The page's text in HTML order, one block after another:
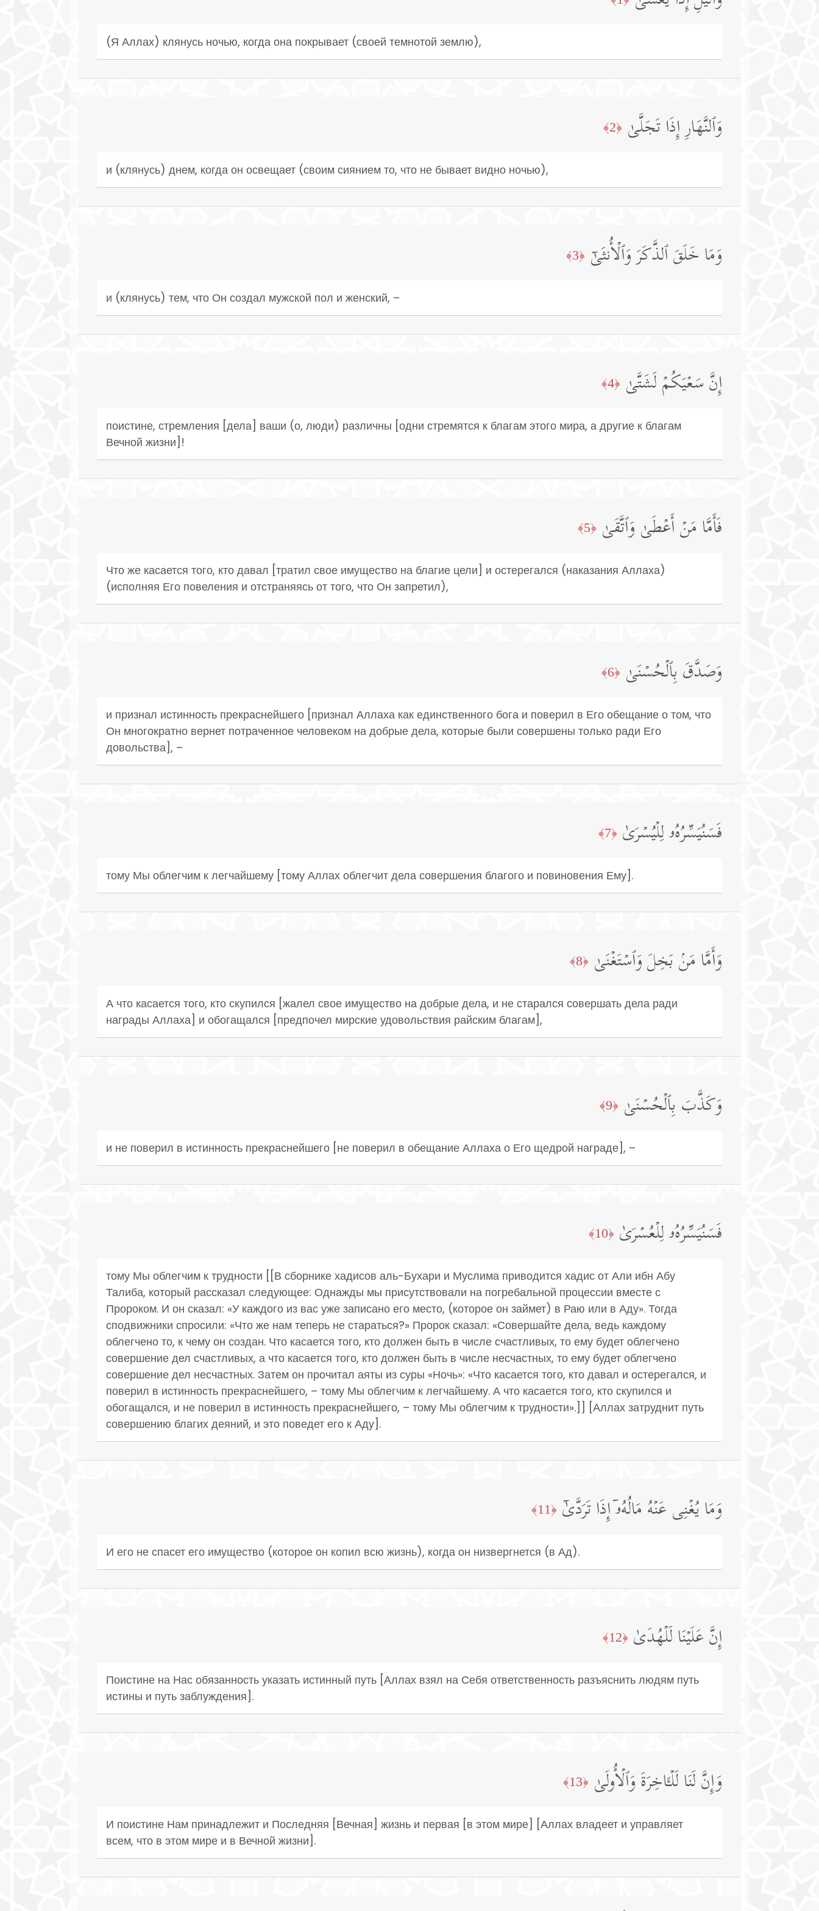
(Я Аллах) клянусь ночью, когда она покрывает (своей темнотой землю),
وَٱلنَّهَارِ إِذَا تَجَلَّىٰ ﴿2﴾
и (клянусь) днем, когда он освещает (своим сиянием то, что не бывает видно ночью),
وَمَا خَلَقَ ٱلذَّكَرَ وَٱلۡأُنثَىٰۤ ﴿3﴾
и (клянусь) тем, что Он создал мужской пол и женский, –
إِنَّ سَعۡیَكُمۡ لَشَتَّىٰ ﴿4﴾
поистине, стремления [дела] ваши (о, люди) различны [одни стремятся к благам этого мира, а другие к благам
Вечной жизни]!
فَأَمَّا مَنۡ أَعۡطَىٰ وَٱتَّقَىٰ ﴿5﴾
Что же касается того, кто давал [тратил свое имущество на благие цели] и остерегался (наказания Аллаха)
(исполняя Его повеления и отстраняясь от того, что Он запретил),
وَصَدَّقَ بِٱلۡحُسۡنَىٰ ﴿6﴾
и признал истинность прекраснейшего [признал Аллаха как единственного бога и поверил в Его обещание о том, что
Он многократно вернет потраченное человеком на добрые дела, которые были совершены только ради Его
довольства], –
فَسَنُیَسِّرُهُۥ لِلۡیُسۡرَىٰ ﴿7﴾
тому Мы облегчим к легчайшему [тому Аллах облегчит дела совершения благого и повиновения Ему].
وَأَمَّا مَنۢ بَخِلَ وَٱسۡتَغۡنَىٰ ﴿8﴾
А что касается того, кто скупился [жалел свое имущество на добрые дела, и не старался совершать дела ради
награды Аллаха] и обогащался [предпочел мирские удовольствия райским благам],
وَكَذَّبَ بِٱلۡحُسۡنَىٰ ﴿9﴾
и не поверил в истинность прекраснейшего [не поверил в обещание Аллаха о Его щедрой награде], –
فَسَنُیَسِّرُهُۥ لِلۡعُسۡرَىٰ ﴿10﴾
тому Мы облегчим к трудности [[В сборнике хадисов аль-Бухари и Муслима приводится хадис от Али ибн Абу
Талиба, который рассказал следующее: Однажды мы присутствовали на погребальной процессии вместе с
Пророком. И он сказал: «У каждого из вас уже записано его место, (которое он займет) в Раю или в Аду». Тогда
сподвижники спросили: «Что же нам теперь не стараться?» Пророк сказал: «Совершайте дела, ведь каждому
облегчено то, к чему он создан. Что касается того, кто должен быть в числе счастливых, то ему будет облегчено
совершение дел счастливых, а что касается того, кто должен быть в числе несчастных, то ему будет облегчено
совершение дел несчастных. Затем он прочитал аяты из суры «Ночь»: «Что касается того, кто давал и остерегался, и
поверил в истинность прекраснейшего, – тому Мы облегчим к легчайшему. А что касается того, кто скупился и
обогащался, и не поверил в истинность прекраснейшего, – тому Мы облегчим к трудности».]] [Аллах затруднит путь
совершению благих деяний, и это поведет его к Аду].
وَمَا یُغۡنِی عَنۡهُ مَالُهُۥۤ إِذَا تَرَدَّىٰۤ ﴿11﴾
И его не спасет его имущество (которое он копил всю жизнь), когда он низвергнется (в Ад).
إِنَّ عَلَیۡنَا لَلۡهُدَىٰ ﴿12﴾
Поистине на Нас обязанность указать истинный путь [Аллах взял на Себя ответственность разъяснить людям путь
истины и путь заблуждения].
وَإِنَّ لَنَا لَلۡـَٔاخِرَةَ وَٱلۡأُولَىٰ ﴿13﴾
И поистине Нам принадлежит и Последняя [Вечная] жизнь и первая [в этом мире] [Аллах владеет и управляет
всем, что в этом мире и в Вечной жизни].